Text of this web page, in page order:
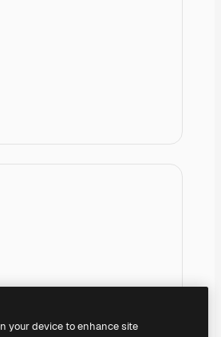
your device to enhance site